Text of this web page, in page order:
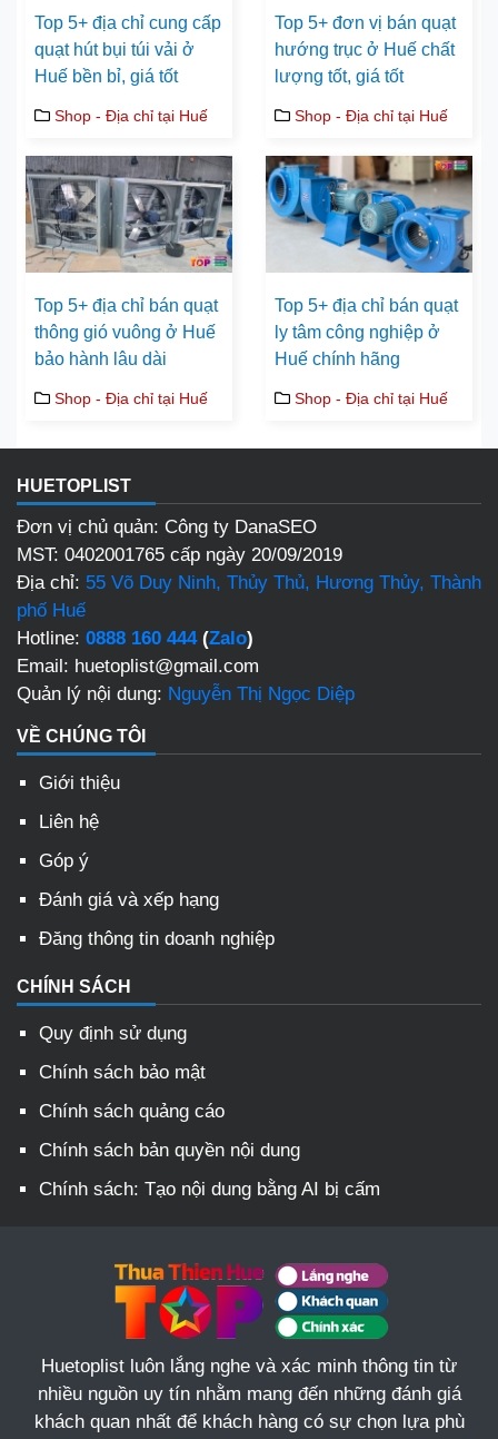
Top 5+ địa chỉ cung cấp
quạt hút bụi túi vải ở
Huế bền bỉ, giá tốt
Shop - Địa chỉ tại Huế
Top 5+ đơn vị bán quạt
hướng trục ở Huế chất
lượng tốt, giá tốt
Shop - Địa chỉ tại Huế
Top 5+ địa chỉ bán quạt
thông gió vuông ở Huế
bảo hành lâu dài
Shop - Địa chỉ tại Huế
Top 5+ địa chỉ bán quạt
ly tâm công nghiệp ở
Huế chính hãng
Shop - Địa chỉ tại Huế
HUETOPLIST
Đơn vị chủ quản: Công ty DanaSEO
MST: 0402001765 cấp ngày 20/09/2019
Địa chỉ: 55 Võ Duy Ninh, Thủy Thủ, Hương Thủy, Thành
phố Huế
Hotline: 0888 160 444(Zalo)
Email: huetoplist@gmail.com
Quản lý nội dung: Nguyễn Thị Ngọc Diệp
VỀ CHÚNG TÔI
Giới thiệu
Liên hệ
Góp ý
Đánh giá và xếp hạng
Đăng thông tin doanh nghiệp
CHÍNH SÁCH
Quy định sử dụng
Chính sách bảo mật
Chính sách quảng cáo
Chính sách bản quyền nội dung
Chính sách: Tạo nội dung bằng AI bị cấm
Huetoplist luôn lắng nghe và xác minh thông tin từ
nhiều nguồn uy tín nhằm mang đến những đánh giá
khách quan nhất để khách hàng có sự chọn lựa phù